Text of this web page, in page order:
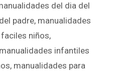
del dia del
padre, manualidades
niños,
manualidades infantiles
, manualidades para